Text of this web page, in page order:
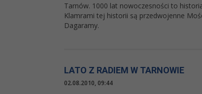
Tarnów. 1000 lat nowoczesności to
Klamrami tej historii są przedwojenne
Dagaramy.
LATO Z RADIEM W TARNOWIE
02.08.2010, 09:44